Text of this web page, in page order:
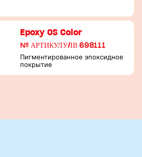
Epoxy OS Color
№ АРТИКУЛУ/ІВ 698111
Пигментированное эпоксидное
покрытие